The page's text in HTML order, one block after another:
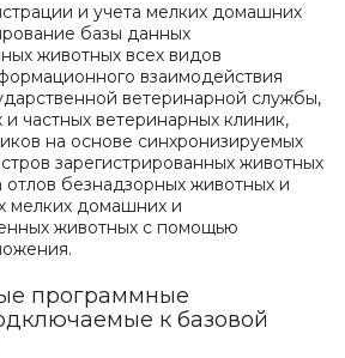
и учета мелких домашних
базы данных
животных всех видов
взаимодействия
ветеринарной службы,
и частных ветеринарных клиник,
на основе синхронизируемых
зарегистрированных животных
отлов безнадзорных животных и
мелких домашних и
животных с помощью
программные
к базовой